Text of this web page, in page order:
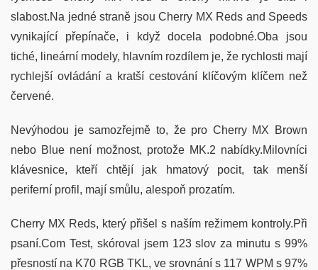
slabost.Na jedné straně jsou Cherry MX Reds and Speeds
vynikající přepínače, i když docela podobné.Oba jsou
tiché, lineární modely, hlavním rozdílem je, že rychlosti mají
rychlejší ovládání a kratší cestování klíčovým klíčem než
červené.
Nevýhodou je samozřejmě to, že pro Cherry MX Brown
nebo Blue není možnost, protože MK.2 nabídky.Milovníci
klávesnice, kteří chtějí jak hmatový pocit, tak menší
periferní profil, mají smůlu, alespoň prozatím.
Cherry MX Reds, který přišel s naším režimem kontroly.Při
psaní.Com Test, skóroval jsem 123 slov za minutu s 99%
přesností na K70 RGB TKL, ve srovnání s 117 WPM s 97%